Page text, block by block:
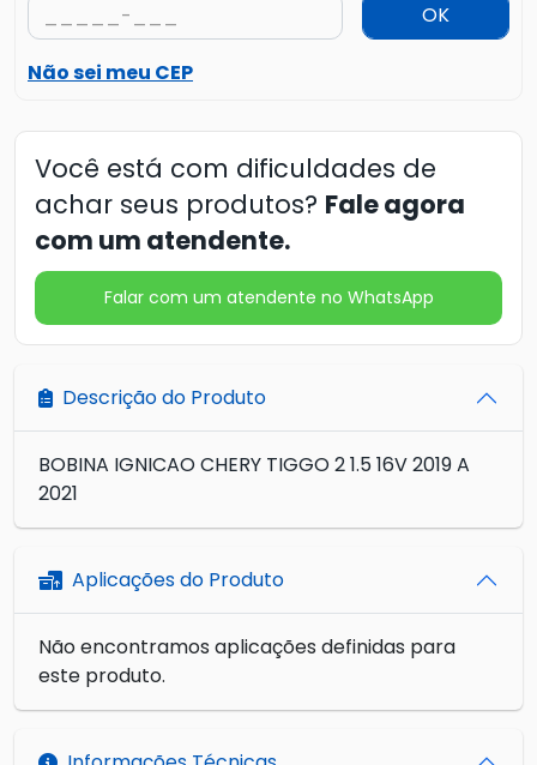
OK
Não sei meu CEP
Você está com dificuldades de
achar seus produtos? Fale agora
com um atendente.
Falar com um atendente no WhatsApp
Descrição do Produto
BOBINA IGNICAO CHERY TIGGO 2 1.5 16V 2019 A
2021
Aplicações do Produto
Não encontramos aplicações definidas para
este produto.